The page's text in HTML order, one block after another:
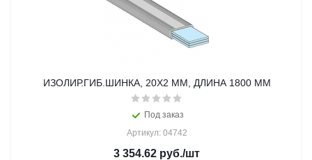
ИЗОЛИР.ГИБ.ШИНКА, 20Х2 ММ, ДЛИНА 1800 ММ
Под заказ
Артикул: 04742
3 354.62 руб./шт